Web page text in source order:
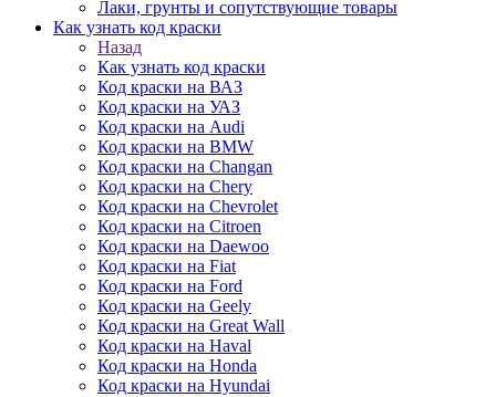
Лаки, грунты и сопутствующие товары
Как узнать код краски
Назад
Как узнать код краски
Код краски на ВАЗ
Код краски на УАЗ
Код краски на Audi
Код краски на BMW
Код краски на Changan
Код краски на Chery
Код краски на Chevrolet
Код краски на Citroen
Код краски на Daewoo
Код краски на Fiat
Код краски на Ford
Код краски на Geely
Код краски на Great Wall
Код краски на Haval
Код краски на Honda
Код краски на Hyundai